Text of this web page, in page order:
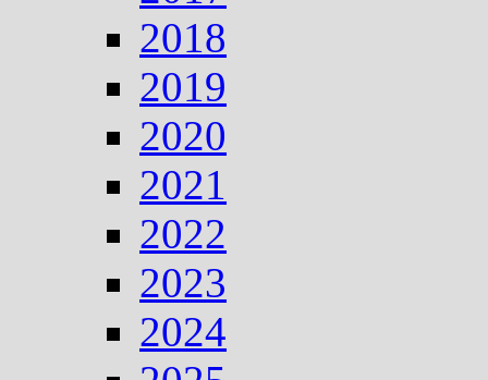
2018
2019
2020
2021
2022
2023
2024